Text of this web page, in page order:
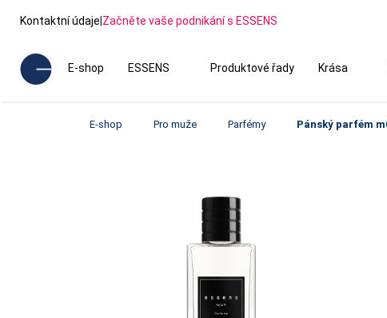
Kontaktní údaje|Začněte vaše podnikání s ESSENS
E-shop ESSENS Produktové řady Krása
E-shop Pro muže Parfémy Pánský parfém